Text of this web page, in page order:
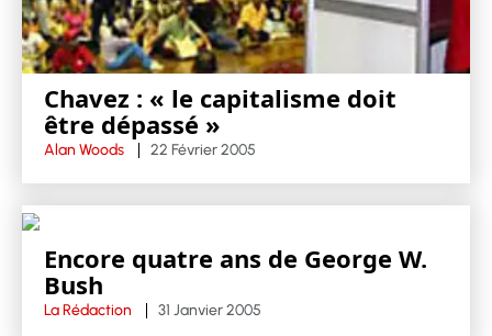
Chavez : « le capitalisme doit
être dépassé »
Alan Woods 22 Février 2005
Encore quatre ans de George W.
Bush
La Rédaction 31 Janvier 2005